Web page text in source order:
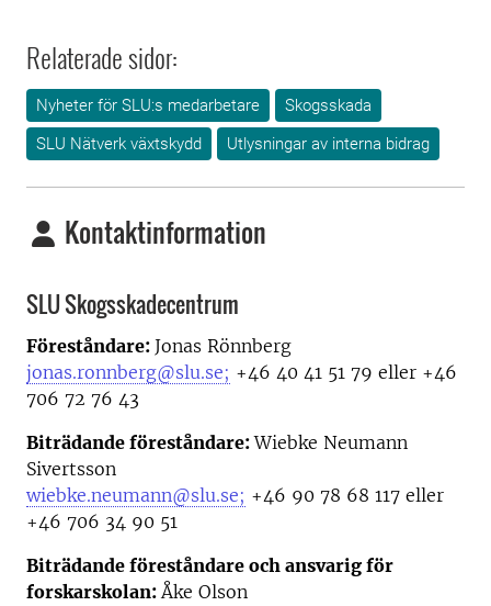
Relaterade sidor:
Nyheter för SLU:s medarbetare
Skogsskada
SLU Nätverk växtskydd
Utlysningar av interna bidrag
Kontaktinformation
SLU Skogsskadecentrum
Föreståndare: Jonas Rönnberg
jonas.ronnberg@slu.se; +46 40 41 51 79 eller +46
706 72 76 43
Biträdande föreståndare:Wiebke Neumann
Sivertsson
wiebke.neumann@slu.se; +46 90 78 68 117 eller
+46 706 34 90 51
Biträdande föreståndare och ansvarig för
forskarskolan:Åke Olson